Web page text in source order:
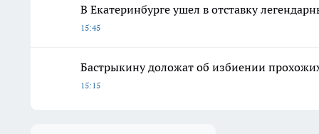
В Екатеринбурге ушел в отставку
15:45
Бастрыкину доложат об избиении
15:15